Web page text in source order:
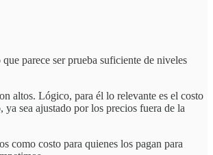
parece ser prueba suficiente de niveles
altos. Lógico, para él lo relevante es el costo
sea ajustado por los precios fuera de la
como costo para quienes los pagan para